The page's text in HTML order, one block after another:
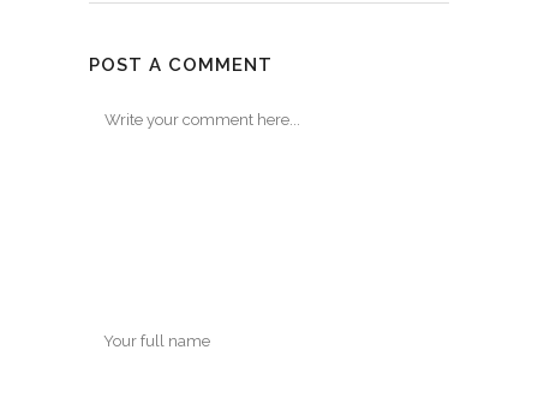
POST A COMMENT